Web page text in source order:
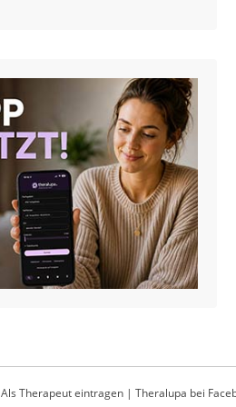
Als Therapeut eintragen| Theralupa bei